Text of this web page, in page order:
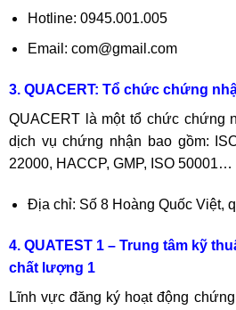
Hotline: 0945.001.005
Email: com@gmail.com
3. QUACERT: Tổ chức chứng
QUACERT là một tổ chức chứng
dịch vụ chứng nhận bao gồm:
22000, HACCP, GMP, ISO 50001…
Địa chỉ: Số 8 Hoàng Quốc Việt,
4. QUATEST 1 – Trung tâm kỹ
chất lượng 1
Lĩnh vực đăng ký hoạt động